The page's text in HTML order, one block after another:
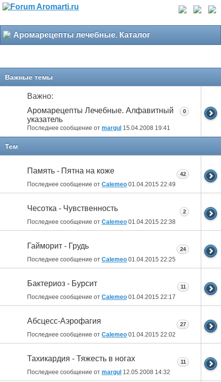
Аромарецепты лечебные. Каталог
Важные темы
Важно:
Аромарецепты Лечебные. Алфавитный
указатель
Последнее сообщение от margul 15.04.2008 19:41
0
Тем
Память - Пятна на коже
Последнее сообщение от Calemeo 01.04.2015 22:49
42
Чесотка - Чувственность
Последнее сообщение от Calemeo 01.04.2015 22:38
2
Гайморит - Грудь
Последнее сообщение от Calemeo 01.04.2015 22:25
24
Бактериоз - Бурсит
Последнее сообщение от Calemeo 01.04.2015 22:17
11
Абсцесс-Аэрофагия
Последнее сообщение от Calemeo 01.04.2015 22:02
27
Тахикардия - Тяжесть в ногах
Последнее сообщение от margul 12.05.2008 14:32
11